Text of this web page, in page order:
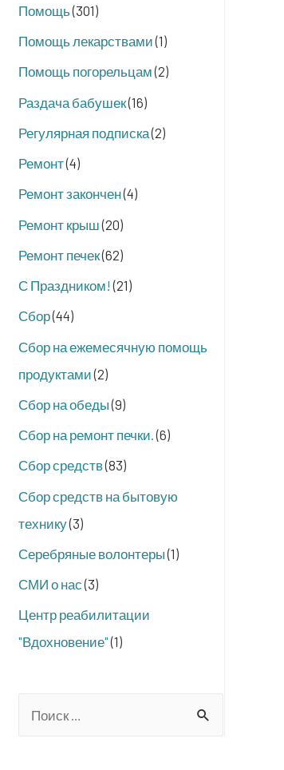
Помощь(301)
Помощь лекарствами(1)
Помощь погорельцам(2)
Раздача бабушек(16)
Регулярная подписка(2)
Ремонт(4)
Ремонт закончен(4)
Ремонт крыш(20)
Ремонт печек(62)
С Праздником! (21)
Сбор(44)
Сбор на ежемесячную помощь
продуктами(2)
Сбор на обеды(9)
Сбор на ремонт печки.(6)
Сбор средств(83)
Сбор средств на бытовую
технику(3)
Серебряные волонтеры(1)
СМИ о нас(3)
Центр реабилитации
"Вдохновение"(1)